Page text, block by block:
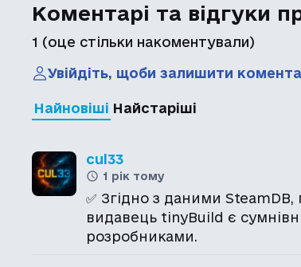
Коментарі та відгуки
1 (оце стільки накоментували)
Увійдіть, щоби залишити
Найновіші Найстаріші
cul33
1 рік тому
✅ Згідно з даними
видавець tinyBuild є
розробниками.